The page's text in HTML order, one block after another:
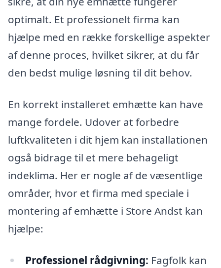
optimalt. Et professionelt firma kan
hjælpe med en række forskellige aspekter
af denne proces, hvilket sikrer, at du får
den bedst mulige løsning til dit behov.
En korrekt installeret emhætte kan have
mange fordele. Udover at forbedre
luftkvaliteten i dit hjem kan installationen
også bidrage til et mere behageligt
indeklima. Her er nogle af de væsentlige
områder, hvor et firma med speciale i
montering af emhætte i Store Andst kan
hjælpe:
Professionel rådgivning: Fagfolk kan